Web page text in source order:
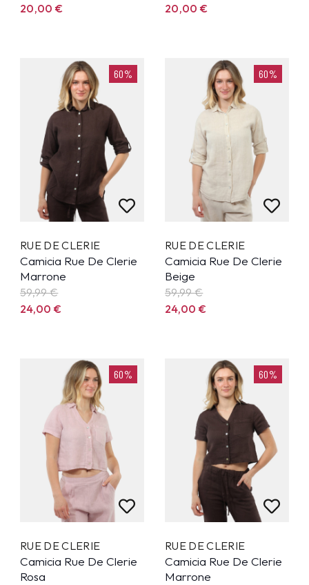
20,00€
20,00€
60%
RUE DE CLERIE
Camicia Rue De Clerie
Marrone
59,99€
24,00€
60%
RUE DE CLERIE
Camicia Rue De Clerie
Beige
59,99€
24,00€
60%
RUE DE CLERIE
Camicia Rue De Clerie
Rosa
60%
RUE DE CLERIE
Camicia Rue De Clerie
Marrone